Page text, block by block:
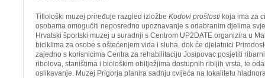
Tiflološki muzej priređuje razgled izložbe Kodovi prošlosti koja ima za
osobama omogućiti neposredno upoznavanje s odabranim djelima
Hrvatski športski muzej u suradnji s Centrom UP2DATE organizira u
biciklima za osobe s oštećenjem vida i sluha, dok će djelatnici
zajedno s korisnicima Centra za rehabilitaciju Josipovac posjetiti
ribolova, staništima i biološkim obilježjima dostupnih ribljih vrsta, te
oslikavanje. Muzej Prigorja planira sadnju cvijeća na lokalitetu